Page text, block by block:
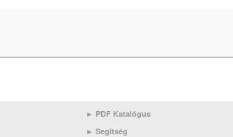
► PDF Katalógus
► Segítség